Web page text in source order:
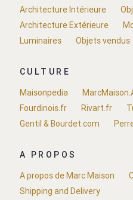
Architecture Intérieure
Architecture Extérieure
Luminaires
Objets vendus
CULTURE
Maisonpedia
Fourdinois.fr
Rivart.fr
Gentil & Bourdet.com
A PROPOS
A propos de Marc Maison
Shipping and Delivery